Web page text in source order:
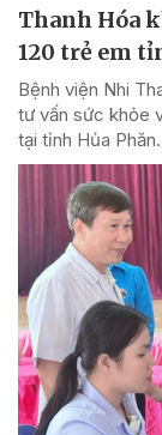
Thanh Hóa
120 trẻ em
Bệnh viện Nhi
tư vấn sức khỏe
tại tỉnh Hủa Phăn.